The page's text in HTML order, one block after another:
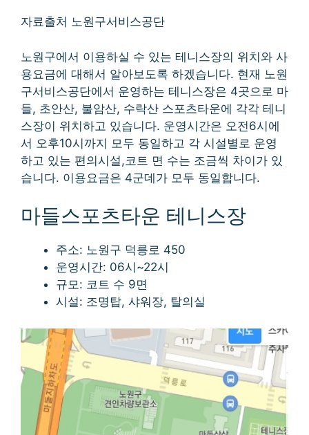
자료출처 노원구서비스공단
노원구에서 이용하실 수 있는 테니스장의 위치와 사
용요금에 대해서 알아보도록 하겠습니다. 현재 노원
구서비스공단에서 운영하는 테니스장은 4곳으로 마
들, 초안산, 불암산, 수락산 스포츠타운에 각각 테니
스장이 위치하고 있습니다. 운영시간은 오전6시에
서 오후10시까지 모두 동일하고 각 시설별로 운영
하고 있는 편의시설,코트 면 수는 조금씩 차이가 있
습니다. 이용요금은 4군데가 모두 동일합니다.
마들스포츠타운 테니스장
주소: 노원구 덕릉로 450
운영시간: 06시~22시
규모: 코트 수 9면
시설: 조명탑, 샤워장, 탈의실